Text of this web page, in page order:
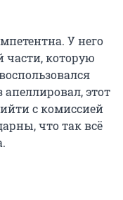
У него
части, которую
этот
с комиссией
что так всё